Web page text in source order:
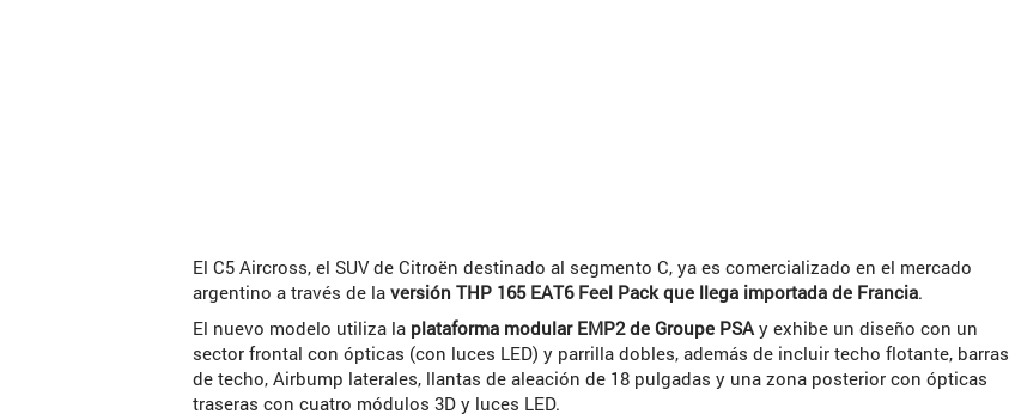
El C5 Aircross, el SUV de Citroën destinado al segmento C, ya es comercializado en el mercado
argentino a través de laversión THP 165 EAT6 Feel Pack que llega importada de Francia.
El nuevo modelo utiliza la plataforma modular EMP2 de Groupe PSAy exhibe un diseño con un
sector frontal con ópticas (con luces LED) y parrilla dobles, además de incluir techo flotante, barras
de techo, Airbump laterales, llantas de aleación de 18 pulgadas y una zona posterior con ópticas
traseras con cuatro módulos 3D y luces LED.